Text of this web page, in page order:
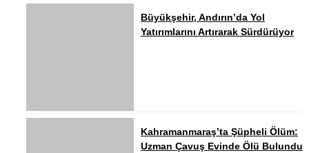
Büyükşehir, Andırın’da Yol
Yatırımlarını Artırarak Sürdürüyor
Kahramanmaraş’ta Şüpheli Ölüm:
Uzman Çavuş Evinde Ölü Bulundu